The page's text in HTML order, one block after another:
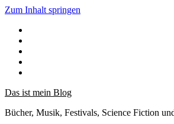
Zum Inhalt springen
Das ist mein Blog
Bücher, Musik, Festivals, Science Fiction